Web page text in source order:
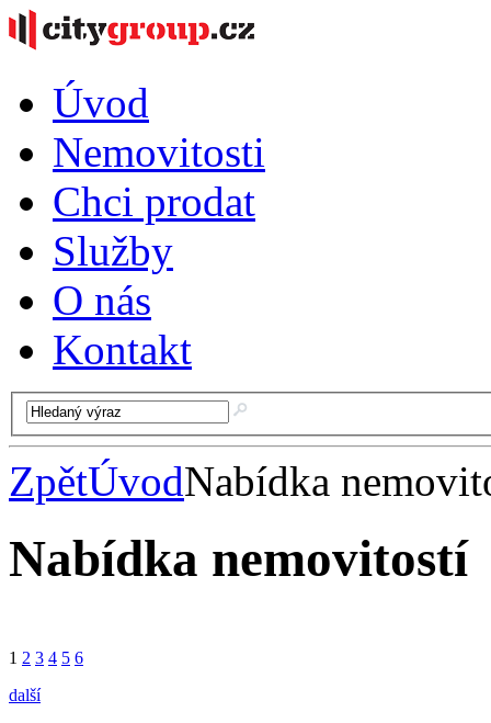
Úvod
Nemovitosti
Chci prodat
Služby
O nás
Kontakt
ZpětÚvodNabídka
Nabídka nemovitostí
1 2 3 4 5 6
další